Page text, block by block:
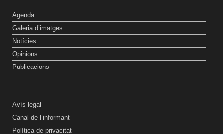
Agenda
Galeria d’imatges
Notícies
Opinions
Publicacions
Avís legal
Canal de l’informant
Política de privacitat